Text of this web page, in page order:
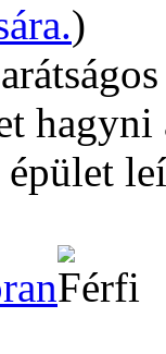
)
épület